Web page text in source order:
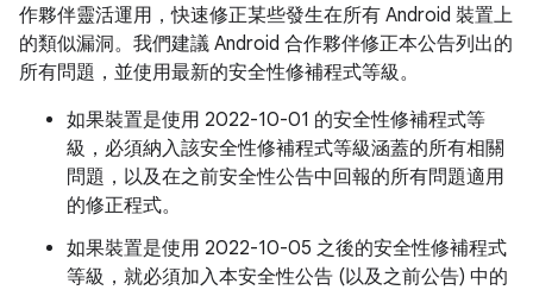
作夥伴靈活運用，快速修正某些發生在所有 Android 裝置上
的類似漏洞。我們建議 Android 合作夥伴修正本公告列出的
所有問題，並使用最新的安全性修補程式等級。
如果裝置是使用 2022-10-01 的安全性修補程式等
級，必須納入該安全性修補程式等級涵蓋的所有相關
問題，以及在之前安全性公告中回報的所有問題適用
的修正程式。
如果裝置是使用 2022-10-05 之後的安全性修補程式
等級，就必須加入本安全性公告 (以及之前公告) 中的